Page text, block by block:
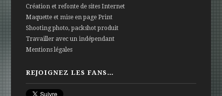
Création et refonte de sites Internet
Maquette et mise en page Print
Shooting photo, packshot produit
Travailler avec un indépendant
Mentions légales
REJOIGNEZ LES FANS…